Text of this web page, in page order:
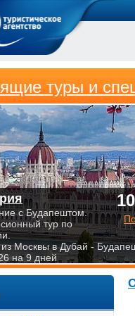
туры и
с Будапештом.
тур по
Москвы в Дубай -
на 9 дней